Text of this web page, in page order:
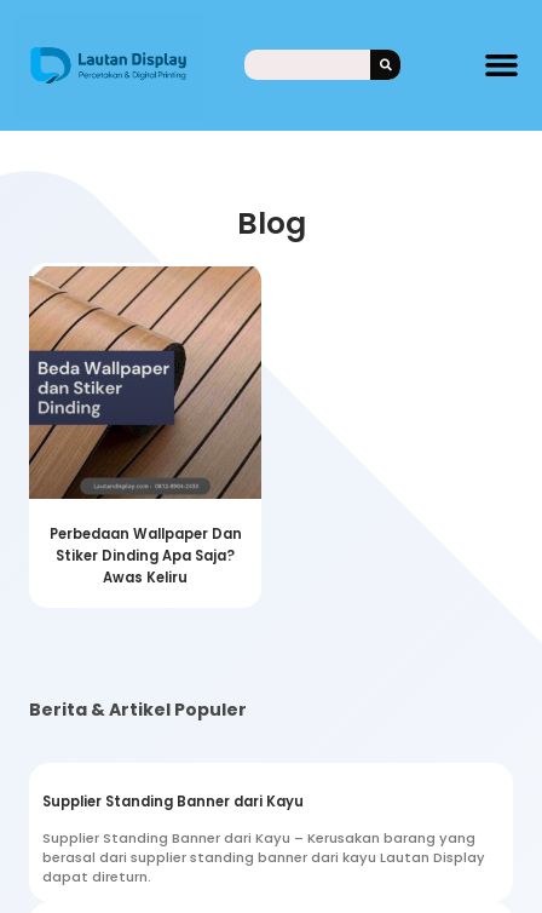
Blog
Perbedaan Wallpaper Dan
Stiker Dinding Apa Saja?
Awas Keliru
Berita & Artikel Populer
Supplier Standing Banner dari Kayu
Supplier Standing Banner dari Kayu – Kerusakan barang yang
berasal dari supplier standing banner dari kayu Lautan Display
dapat direturn.